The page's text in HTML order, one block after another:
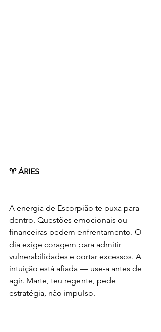
♈ ÁRIES
A energia de Escorpião te puxa para
dentro. Questões emocionais ou
financeiras pedem enfrentamento. O
dia exige coragem para admitir
vulnerabilidades e cortar excessos. A
intuição está afiada — use-a antes de
agir. Marte, teu regente, pede
estratégia, não impulso.